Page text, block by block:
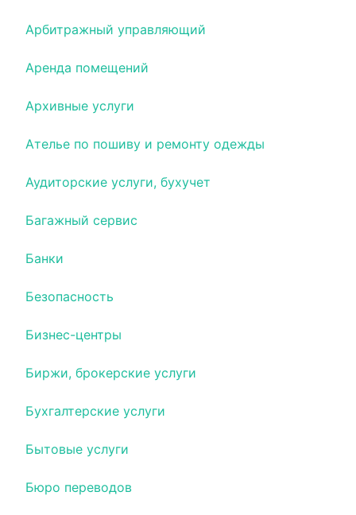
Арбитражный управляющий
Аренда помещений
Архивные услуги
Ателье по пошиву и ремонту одежды
Аудиторские услуги, бухучет
Багажный сервис
Банки
Безопасность
Бизнес-центры
Биржи, брокерские услуги
Бухгалтерские услуги
Бытовые услуги
Бюро переводов